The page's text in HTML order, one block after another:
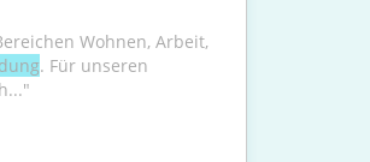
Wohnen, Arbeit,
. Für unseren